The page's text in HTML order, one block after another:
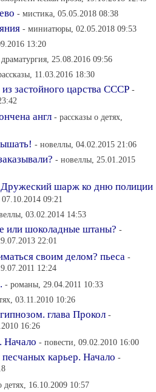
- мистика, 05.05.2018 08:38
- миниатюры, 02.05.2018 09:53
13:20
25.08.2016 09:56
11.03.2016 18:30
застойного царства СССР -
англ - рассказы о детях,
- новеллы, 04.02.2015 21:06
- новеллы, 25.01.2015
шарж ко дню полиции
09:21
03.02.2014 14:53
или шоколадные штаны? -
22:01
своим делом? пьеса -
12:24
- романы, 29.04.2011 10:33
03.11.2010 10:26
глава Прокол -
16:26
Начало - повести, 09.02.2010 16:00
карьер. Начало -
детях, 16.10.2009 10:57